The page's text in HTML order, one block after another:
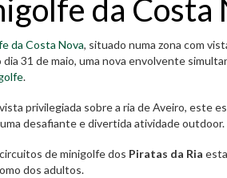
da Costa
da Costa Nova, situado numa zona com
dia 31 de maio, uma nova envolvente
.
privilegiada sobre a ria de Aveiro, este
desafiante e divertida atividade outdoor.
de minigolfe dos Piratas da Ria
dos adultos.